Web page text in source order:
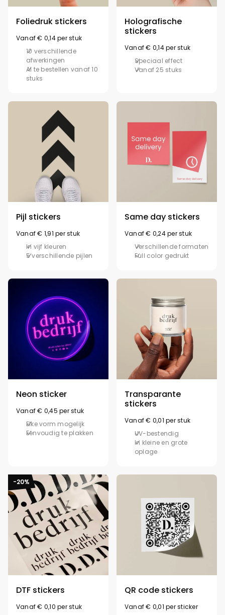
Foliedruk stickers
Vanaf € 0,14 per stuk
10 verschillende
afwerkingen
Al te bestellen vanaf 10
stuks
Holografische
stickers
Vanaf € 0,14 per stuk
Speciaal effect
Vanaf 25 stuks
Pijl stickers
Vanaf € 1,91 per stuk
In vijf kleuren
5 verschillende pijlen
Same day stickers
Vanaf € 0,24 per stuk
Verschillende formaten
Full color gedrukt
Neon sticker
Vanaf € 0,45 per stuk
Elke vorm mogelijk
Eenvoudig te plakken
Transparante
stickers
Vanaf € 0,01 per stuk
UV-bestendig
In kleine en grote
oplage
DTF stickers
Vanaf € 0,10 per stuk
-20%
QR code stickers
Vanaf € 0,01 per sticker